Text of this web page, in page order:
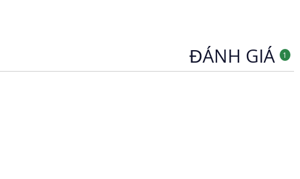
ĐÁNH GIÁ 1